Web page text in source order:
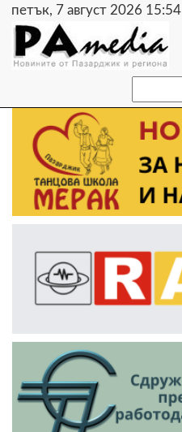
петък, 7 август 2026 15:54